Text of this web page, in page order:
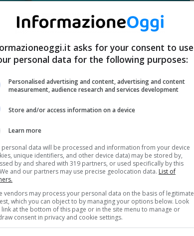
– informazioneoggi.it
asks for your consent to use
personal data for the following purposes:
Personalised advertising and content, advertising and content
measurement, audience research and services development
Store and/or access information on a device
Learn more
personal data will be processed and information from your device
unique identifiers, and other device data) may be stored by,
by and shared with 319 partners, or used specifically by this
and our partners may use precise geolocation data. List of
vendors may process your personal data on the basis of legitimate
which you can object to by managing your options below. Look
at the bottom of this page or in the site menu to manage or
consent in privacy and cookie settings.